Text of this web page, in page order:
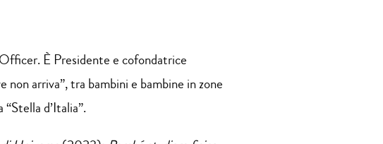
È Presidente e cofondatrice
arriva”, tra bambini e bambine in zone
d’Italia”.